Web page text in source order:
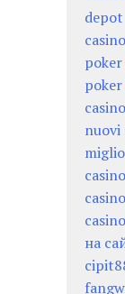
depot
nuovi
на